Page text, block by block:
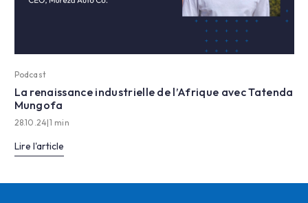
Podcast
La renaissance industrielle de l’Afrique avec Tatenda
Mungofa
28.10.24|1 min
Lire l'article